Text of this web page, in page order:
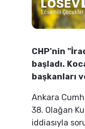
CHP'nin
başladı.
başkanları
Ankara
38. Olağan
iddiasıyla